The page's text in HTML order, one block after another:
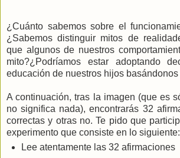
¿Cuánto sabemos sobre el
¿Sabemos distinguir mitos de
que algunos de nuestros
mito?¿Podríamos estar adoptando
educación de nuestros hijos
A continuación, tras la imagen (que es
no significa nada), encontrarás 32
correctas y otras no. Te pido que
experimento que consiste en lo siguiente:
Lee atentamente las 32 afirmaciones